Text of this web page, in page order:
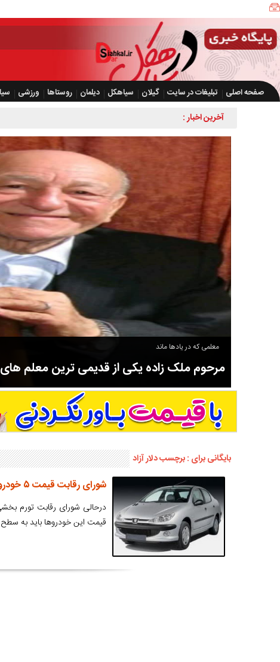
صفحه اصلی تبلیغات در سایت گیلان سیاهکل دیلمان روستاها ورزشی
آخرین اخبار :
معلمی که در یادها ماند
مرحوم ملک زاده یکی از قدیمی ترین معلم
سوادآموزی و عضو موسس مدرسه اورنگ سیاهکل نیز بود و در سال ۱۳۵۸ بازنشست شد.
بایگانی برای : برچسب دلار آزاد
شورای رقابت قیمت ۵ خودرو را امروز اعلام کرد
قیمت این خودروها باید به سطح شهریور ۹۱ بعلاوه تورم بخشی شش ماهه